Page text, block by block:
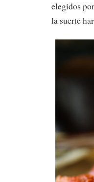
elegidos
la suerte